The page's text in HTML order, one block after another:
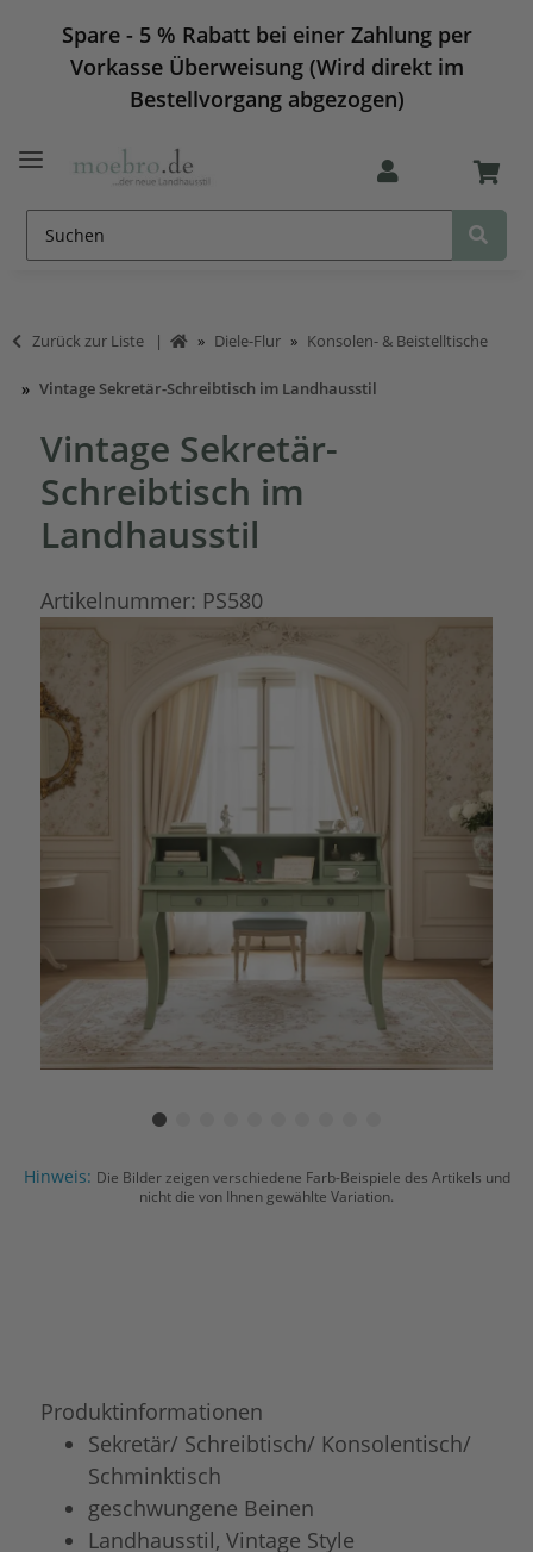
Spare - 5 % Rabatt bei einer Zahlung per
Vorkasse Überweisung (Wird direkt im
Bestellvorgang abgezogen)
Zurück zur Liste Diele-Flur Konsolen- & Beistelltische
Vintage Sekretär-Schreibtisch im Landhausstil
Vintage Sekretär-
Schreibtisch im
Landhausstil
Artikelnummer: PS580
Hinweis: Die Bilder zeigen verschiedene Farb-Beispiele des Artikels und
nicht die von Ihnen gewählte Variation.
Produktinformationen
Sekretär/ Schreibtisch/ Konsolentisch/
Schminktisch
geschwungene Beinen
Landhausstil, Vintage Style